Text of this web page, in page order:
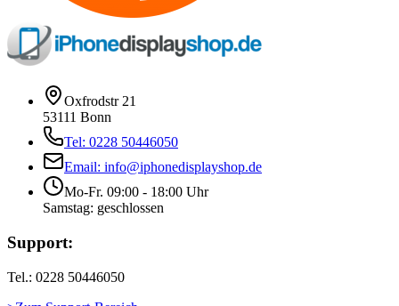
Oxfrodstr 21
53111 Bonn
Tel: 0228 50446050
Email: info@iphonedisplayshop.de
Mo-Fr. 09:00 - 18:00 Uhr
Samstag: geschlossen
Support:
Tel.: 0228 50446050